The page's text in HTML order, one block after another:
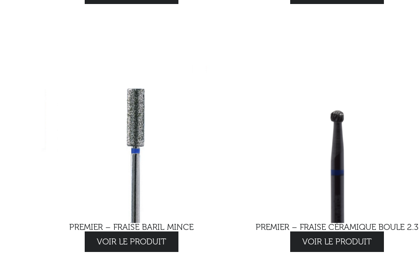
PREMIER – FRAISE BARIL MINCE
VOIR LE PRODUIT
PREMIER – FRAISE CÉRAMIQUE BOULE 2.3
VOIR LE PRODUIT